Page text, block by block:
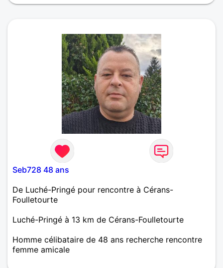
Seb728 48 ans
De Luché-Pringé pour rencontre à Cérans-
Foulletourte
Luché-Pringé à 13 km de Cérans-Foulletourte
Homme célibataire de 48 ans recherche rencontre
femme amicale